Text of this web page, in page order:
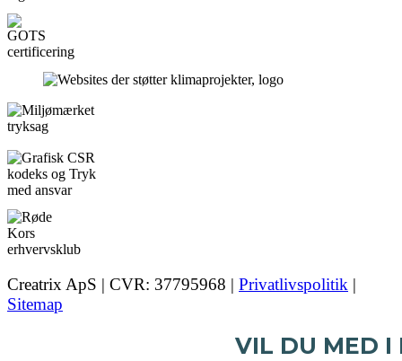
Creatrix ApS | CVR: 37795968 | Privatlivspolitik |
Sitemap
VIL DU MED I